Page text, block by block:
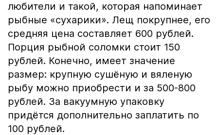
любители и такой, которая напоминает
рыбные «сухарики». Лещ покрупнее, его
средняя цена составляет 600 рублей.
Порция рыбной соломки стоит 150
рублей. Конечно, имеет значение
размер: крупную сушёную и вяленую
рыбу можно приобрести и за 500-800
рублей. За вакуумную упаковку
придётся дополнительно заплатить по
100 рублей.